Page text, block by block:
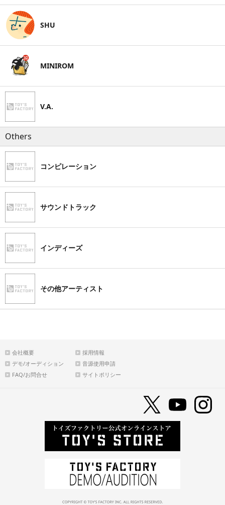
SHU
MINIROM
V.A.
Others
コンピレーション
サウンドトラック
インディーズ
その他アーティスト
会社概要
採用情報
デモ/オーディション
音源使用申請
FAQ/お問合せ
サイトポリシー